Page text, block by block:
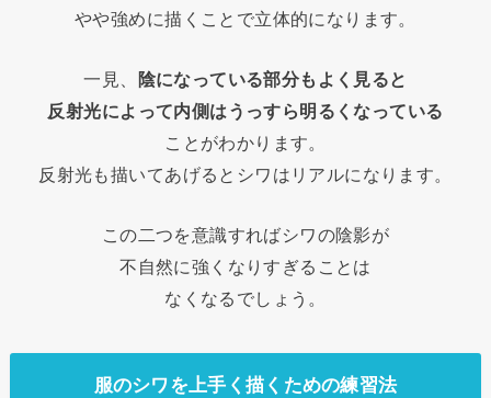
やや強めに描くことで立体的になります。
一見、
陰になっている部分もよく見ると
反射光によって内側はうっすら明るくなっている
ことがわかります。
反射光も描いてあげるとシワはリアルになります。
この二つを意識すればシワの陰影が
不自然に強くなりすぎることは
なくなるでしょう。
服のシワを上手く描くための練習法